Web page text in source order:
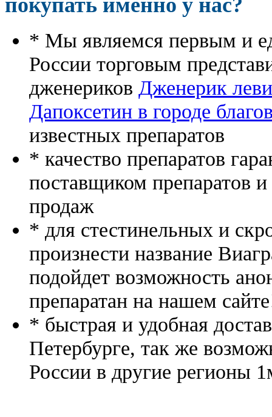
* Мы являемся первым и
России торговым
дженериков Дженерик
Дапоксетин в городе
известных препаратов
* качество препаратов
поставщиком препаратов
продаж
* для стестинельных и
произнести название
подойдет возможность
препаратан на нашем
* быстрая и удобная
Петербурге, так же
России в другие регионы